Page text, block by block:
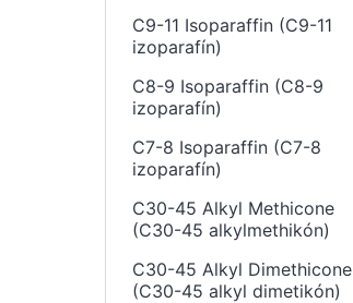
C9-11 Isoparaffin (C9-11
izoparafín)
C8-9 Isoparaffin (C8-9
izoparafín)
C7-8 Isoparaffin (C7-8
izoparafín)
C30-45 Alkyl Methicone
(C30-45 alkylmethikón)
C30-45 Alkyl Dimethicone
(C30-45 alkyl dimetikón)